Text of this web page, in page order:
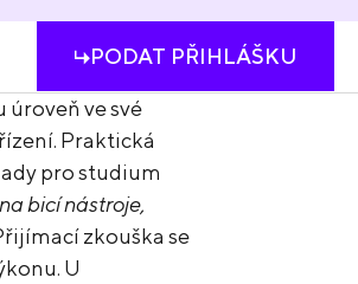
PODAT PŘIHLÁŠKU
ve své
Praktická
pro studium
bicí nástroje,
zkouška se
U